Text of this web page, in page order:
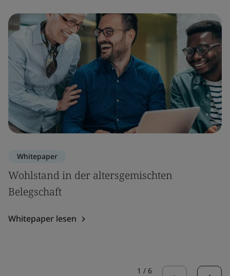
Whitepaper
Wohlstand in der altersgemischten
Belegschaft
Whitepaper lesen
1 / 6